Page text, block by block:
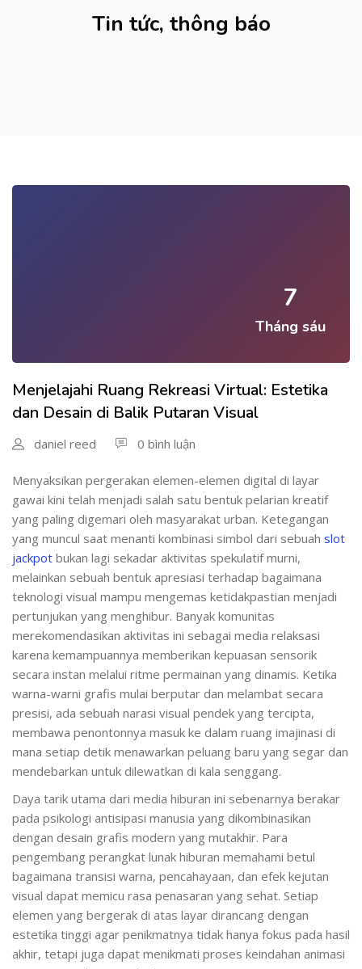
Tin tức, thông báo
7
Tháng sáu
Menjelajahi Ruang Rekreasi Virtual: Estetika
dan Desain di Balik Putaran Visual
daniel reed 0 bình luận
Menyaksikan pergerakan elemen-elemen digital di layar
gawai kini telah menjadi salah satu bentuk pelarian kreatif
yang paling digemari oleh masyarakat urban. Ketegangan
yang muncul saat menanti kombinasi simbol dari sebuah slot
jackpot bukan lagi sekadar aktivitas spekulatif murni,
melainkan sebuah bentuk apresiasi terhadap bagaimana
teknologi visual mampu mengemas ketidakpastian menjadi
pertunjukan yang menghibur. Banyak komunitas
merekomendasikan aktivitas ini sebagai media relaksasi
karena kemampuannya memberikan kepuasan sensorik
secara instan melalui ritme permainan yang dinamis. Ketika
warna-warni grafis mulai berputar dan melambat secara
presisi, ada sebuah narasi visual pendek yang tercipta,
membawa penontonnya masuk ke dalam ruang imajinasi di
mana setiap detik menawarkan peluang baru yang segar dan
mendebarkan untuk dilewatkan di kala senggang.
Daya tarik utama dari media hiburan ini sebenarnya berakar
pada psikologi antisipasi manusia yang dikombinasikan
dengan desain grafis modern yang mutakhir. Para
pengembang perangkat lunak hiburan memahami betul
bagaimana transisi warna, pencahayaan, dan efek kejutan
visual dapat memicu rasa penasaran yang sehat. Setiap
elemen yang bergerak di atas layar dirancang dengan
estetika tinggi agar penikmatnya tidak hanya fokus pada hasil
akhir, tetapi juga dapat menikmati proses keindahan animasi